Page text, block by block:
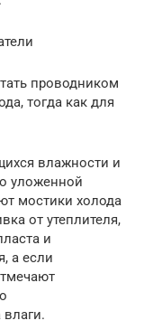
проводником
тогда как для
влажности и
уложенной
мостики холода
от утеплителя,
и
а если